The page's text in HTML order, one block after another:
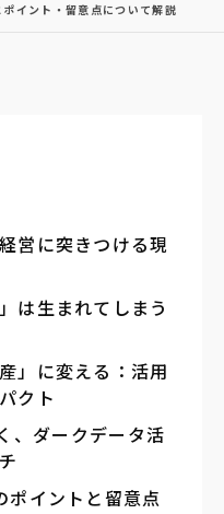
イント・留意点について解説
営に突きつける現
は生まれてしまう
」に変える：活用
クト
ダークデータ活
ポイントと留意点